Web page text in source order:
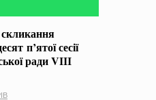
п’ятої сесії
ради VІІІ